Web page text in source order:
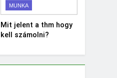
MUNKA
Mit jelent a thm hogy
kell számolni?